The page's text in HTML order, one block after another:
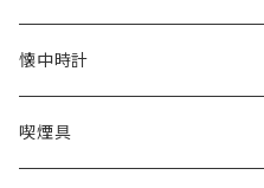
SKAGEN
FOOTBALL WATCHES
COACH
BVLGARI
DANIEL WELLINGTON
SWAROVSKI
MONTBLANC
Fashion Accessory Cllection
GULLWING
LESPORTSAC
MONDAINE
MAWA
CROSS
MONTBLANC
CASIO
AMOS
OMMIX
CREATE
TORAY
懐中時計
MONDAINE
喫煙具